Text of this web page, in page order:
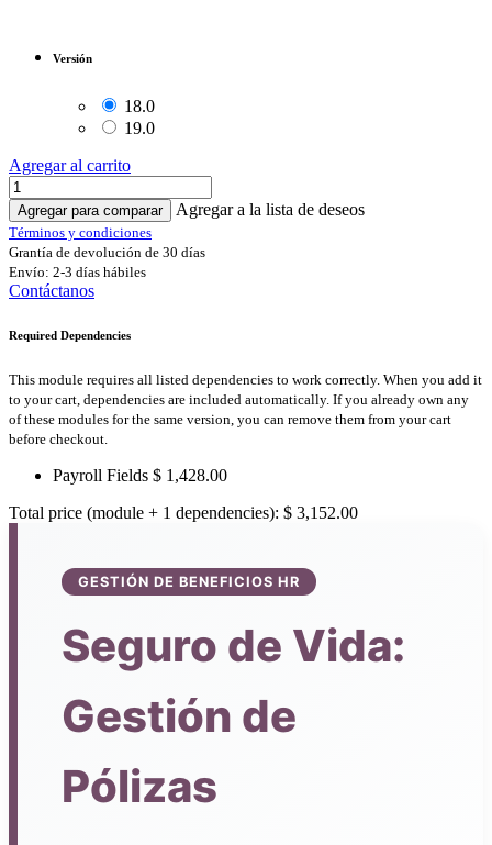
Versión
18.0
19.0
Agregar al carrito
Agregar para comparar Agregar a la lista de deseos
Términos y condiciones
Grantía de devolución de 30 días
Envío: 2-3 días hábiles
Contáctanos
Required Dependencies
This module requires all listed dependencies to work correctly. When you add it
to your cart, dependencies are included automatically. If you already own any
of these modules for the same version, you can remove them from your cart
before checkout.
Payroll Fields $ 1,428.00
Total price (module + 1 dependencies): $ 3,152.00
GESTIÓN DE BENEFICIOS HR
Seguro de Vida:
Gestión de
Pólizas